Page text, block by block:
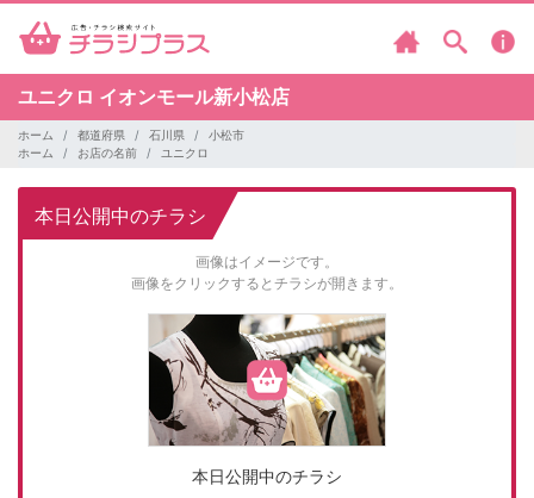
ユニクロ イオンモール新小松店
ホーム 都道府県 石川県
小松市
ホーム
お店の名前 ユニクロ
本日公開中のチラシ
画像はイメージです。
画像をクリックするとチラシが開きます。
本日公開中のチラシ